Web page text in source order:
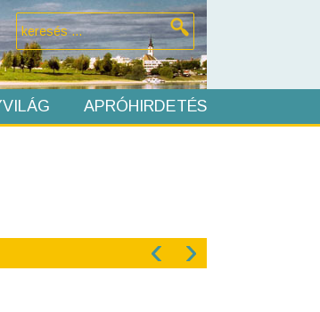
APRÓHIRDETÉS
‹ ›